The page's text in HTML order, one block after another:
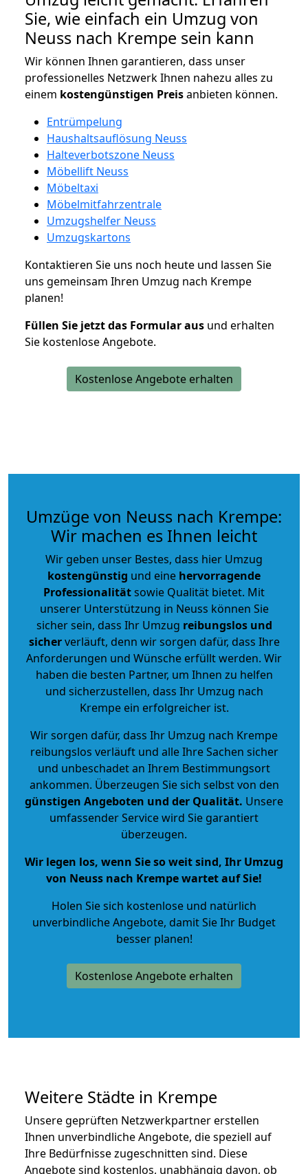
Sie, wie einfach ein Umzug von
Neuss nach Krempe sein kann
Wir können Ihnen garantieren, dass unser
professionelles Netzwerk Ihnen nahezu alles zu
einem kostengünstigen Preisanbieten können.
Entrümpelung
Haushaltsauflösung Neuss
Halteverbotszone Neuss
Möbellift Neuss
Möbeltaxi
Möbelmitfahrzentrale
Umzugshelfer Neuss
Umzugskartons
Kontaktieren Sie uns noch heute und lassen Sie
uns gemeinsam Ihren Umzug nach Krempe
planen!
Füllen Sie jetzt das Formular aus und erhalten
Sie kostenlose Angebote.
Kostenlose Angebote erhalten
Umzüge von Neuss nach Krempe:
Wir machen es Ihnen leicht
Wir geben unser Bestes, dass hier Umzug
kostengünstig und eine hervorragende
Professionalitätsowie Qualität bietet. Mit
unserer Unterstützung in Neuss können Sie
sicher sein, dass Ihr Umzug reibungslos und
sicherverläuft, denn wir sorgen dafür, dass Ihre
Anforderungen und Wünsche erfüllt werden. Wir
haben die besten Partner, um Ihnen zu helfen
und sicherzustellen, dass Ihr Umzug nach
Krempe ein erfolgreicher ist.
Wir sorgen dafür, dass Ihr Umzug nach Krempe
reibungslos verläuft und alle Ihre Sachen sicher
und unbeschadet an Ihrem Bestimmungsort
ankommen. Überzeugen Sie sich selbst von den
günstigen Angeboten und der Qualität. Unsere
umfassender Service wird Sie garantiert
überzeugen.
Wir legen los, wenn Sie so weit sind, Ihr Umzug
von Neuss nach Krempe wartet auf Sie!
Holen Sie sich kostenlose und natürlich
unverbindliche Angebote, damit Sie Ihr Budget
besser planen!
Kostenlose Angebote erhalten
Weitere Städte in Krempe
Unsere geprüften Netzwerkpartner erstellen
Ihnen unverbindliche Angebote, die speziell auf
Ihre Bedürfnisse zugeschnitten sind. Diese
Angebote sind kostenlos, unabhängig davon, ob